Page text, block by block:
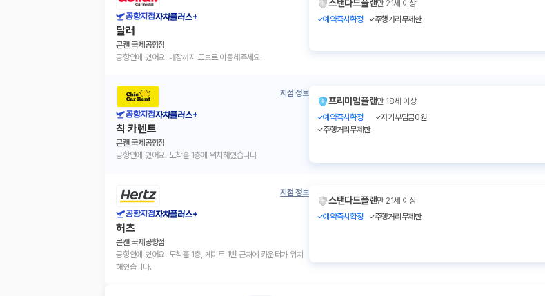
공항지점자차플러스+
달러
콘캔 국제공항점
공항안에 있어요. 매장까지 도보로 이동해주세요.
스탠다드플랜만 21세 이상
예약즉시확정
주행거리무제한
지점 정보
공항지점자차플러스+
칙 카렌트
콘캔 국제공항점
공항안에 있어요. 도착홀 1층에 위치해있습니다
프리미엄플랜만 18세 이상
예약즉시확정
자기부담금0원
주행거리무제한
지점 정보
공항지점자차플러스+
허츠
콘캔 국제공항점
공항안에 있어요. 도착홀 1층, 게이트 1번 근처에 카운터가 위치
해있습니다.
스탠다드플랜만 21세 이상
예약즉시확정
주행거리무제한